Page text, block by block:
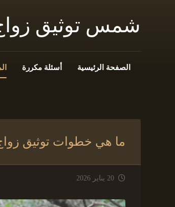
شمس توثيق
الصفحة الرئيسية أسئلة مكررة
ما هي خطوات توثيق
20 يناير 2026